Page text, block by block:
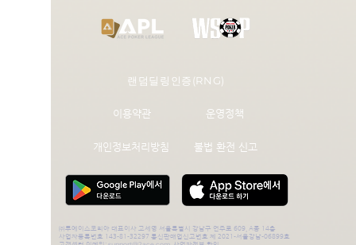
랜덤딜링인증(RNG)
이용약관
개인정보처리방침
운영정책
불법 환전 신고
㈜투에이스코리아 대표이사 고세영 서울특별시 강남구 언주로 609, A동 14층
사업자등록번호 143-81-32297 통신판매업신고번호 제 2021-서울강남-06899호